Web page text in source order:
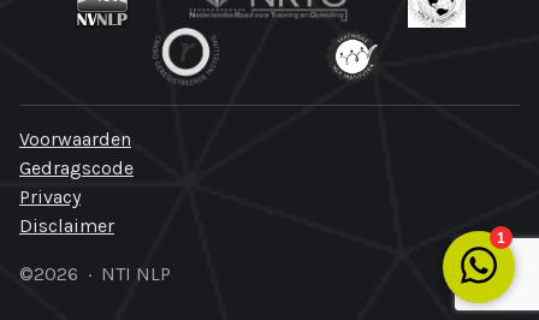
Voorwaarden
Gedragscode
Privacy
Disclaimer
©2026 · NTI NLP